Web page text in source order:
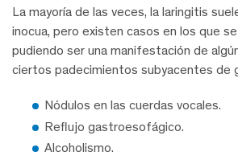
La mayoría de las veces, la laringitis
inocua, pero existen casos en los que
pudiendo ser una manifestación de
ciertos padecimientos subyacentes de
Nódulos en las cuerdas vocales.
Reflujo gastroesofágico.
Alcoholismo.